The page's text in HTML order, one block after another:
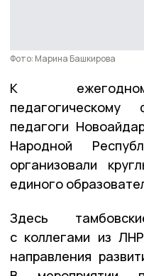
Фото: Марина Башкирова
К
педагогическому
педагоги
Народной
организовали
единого
Здесь
с коллегами из
направления